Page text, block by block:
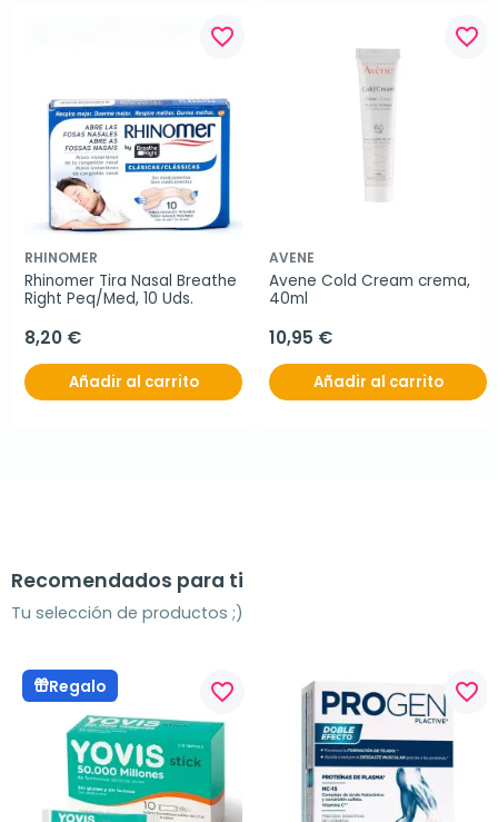
favorite_border
RHINOMER
Rhinomer Tira Nasal Breathe
Right Peq/Med, 10 Uds.
8,20 €
Añadir al carrito
favorite_border
AVENE
Avene Cold Cream crema,
40ml
10,95 €
Añadir al carrito
Recomendados para ti
Tu selección de productos ;)
Regalo favorite_border favorite_border